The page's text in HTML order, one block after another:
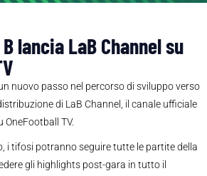
lancia LaB Channel su
nuovo passo nel percorso di sviluppo verso
di LaB Channel
, il canale ufficiale
OneFootball TV.
i tifosi potranno seguire tutte le partite della
gli highlights post-gara in tutto il